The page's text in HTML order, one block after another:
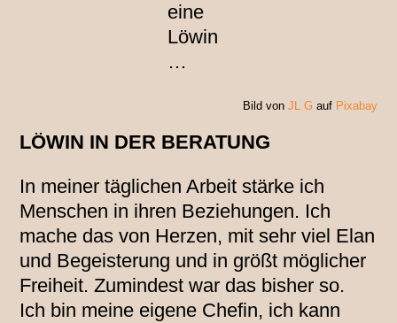
eine
Löwin
…
Bild von JL G auf Pixabay
LÖWIN IN DER BERATUNG
In meiner täglichen Arbeit stärke ich
Menschen in ihren Beziehungen. Ich
mache das von Herzen, mit sehr viel Elan
und Begeisterung und in größt möglicher
Freiheit. Zumindest war das bisher so.
Ich bin meine eigene Chefin, ich kann